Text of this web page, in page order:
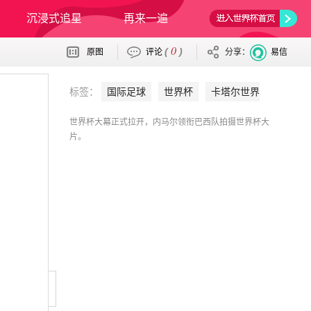
沉浸式追星 再来一遍 荐彩
原图 评论 (0 ) 分享： 易信
标签： 国际足球 世界杯
卡塔尔世界
世界杯大幕正式拉开，内马尔领衔巴西队拍摄世界杯大
片。